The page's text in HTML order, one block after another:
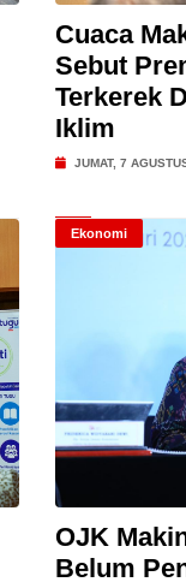
Cuaca
Sebut
Terkerek
Iklim
JUMAT, 7
Ekonomi
OJK
Belum